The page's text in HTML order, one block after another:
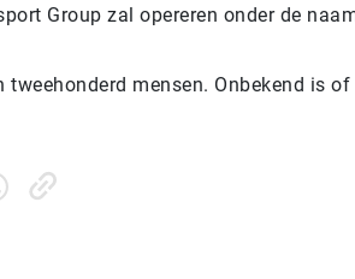
Group zal opereren onder de
tweehonderd mensen. Onbekend is